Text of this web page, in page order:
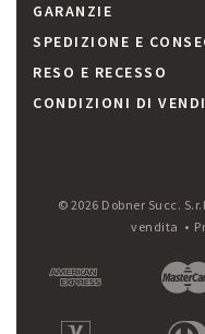
GARANZIE
SPEDIZIONE E
RESO E RECESSO
CONDIZIONI DI
© 2026 Dobner Succ.
vendita •